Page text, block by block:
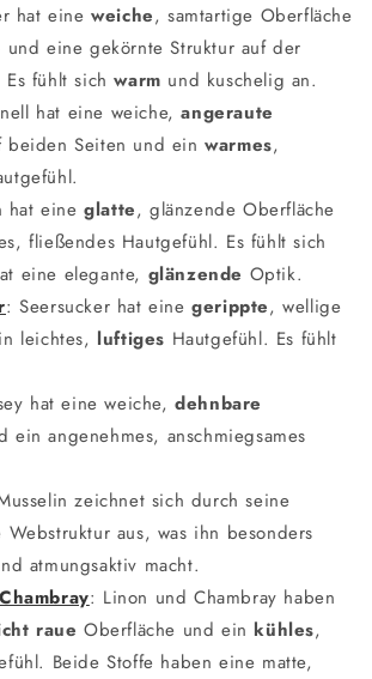
hat eineweiche, samtartige Oberfläche
und eine gekörnte Struktur auf der
Es fühlt sichwarm und kuschelig an.
hat eine weiche,angeraute
beiden Seiten und einwarmes,
hat eineglatte, glänzende Oberfläche
fließendes Hautgefühl. Es fühlt sich
eine elegante, glänzende Optik.
: Seersucker hat einegerippte, wellige
leichtes, luftiges Hautgefühl. Es fühlt
hat eine weiche,dehnbare
ein angenehmes, anschmiegsames
zeichnet sich durch seine
Webstruktur aus, was ihn besonders
atmungsaktiv macht.
Chambray: Linon und Chambray haben
raue Oberfläche und ein kühles,
Beide Stoffe haben eine matte,